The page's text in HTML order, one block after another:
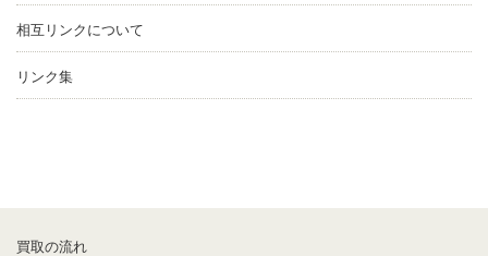
相互リンクについて
リンク集
買取の流れ